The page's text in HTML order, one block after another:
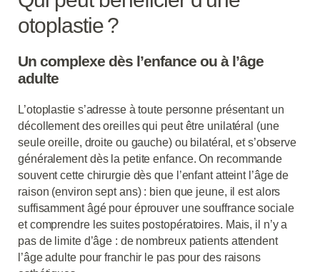
otoplastie ?
Un complexe dès l’enfance ou à l’âge
adulte
L’otoplastie s’adresse à toute personne présentant un
décollement des oreilles qui peut être unilatéral (une
seule oreille, droite ou gauche) ou bilatéral, et s’observe
généralement dès la petite enfance. On recommande
souvent cette chirurgie dès que l’enfant atteint l’âge de
raison (environ sept ans) : bien que jeune, il est alors
suffisamment âgé pour éprouver une souffrance sociale
et comprendre les suites postopératoires. Mais, il n’y a
pas de limite d’âge : de nombreux patients attendent
l’âge adulte pour franchir le pas pour des raisons